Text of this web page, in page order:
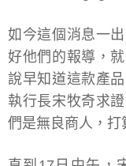
如今這個消息一
好他們的報導，
說早知道這款產
執行長宋牧奇求
們是無良商人，打